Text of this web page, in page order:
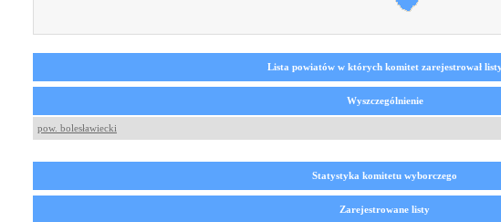
Lista powiatów w których komitet zarejestrował
Wyszczególnienie
pow. bolesławiecki
Statystyka komitetu wyborczego
Zarejestrowane listy